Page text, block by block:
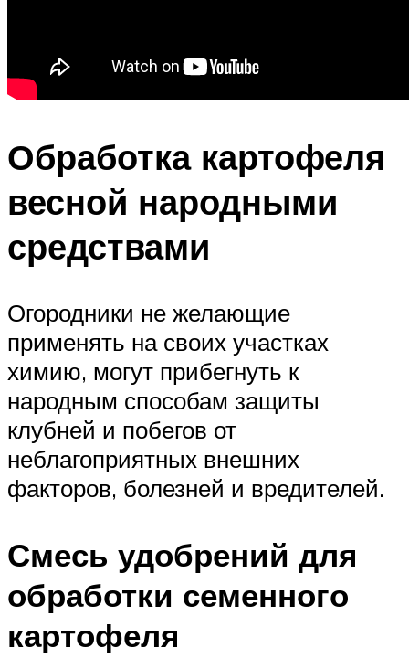
Обработка картофеля
весной народными
средствами
Огородники не желающие
применять на своих участках
химию, могут прибегнуть к
народным способам защиты
клубней и побегов от
неблагоприятных внешних
факторов, болезней и вредителей.
Смесь удобрений для
обработки семенного
картофеля